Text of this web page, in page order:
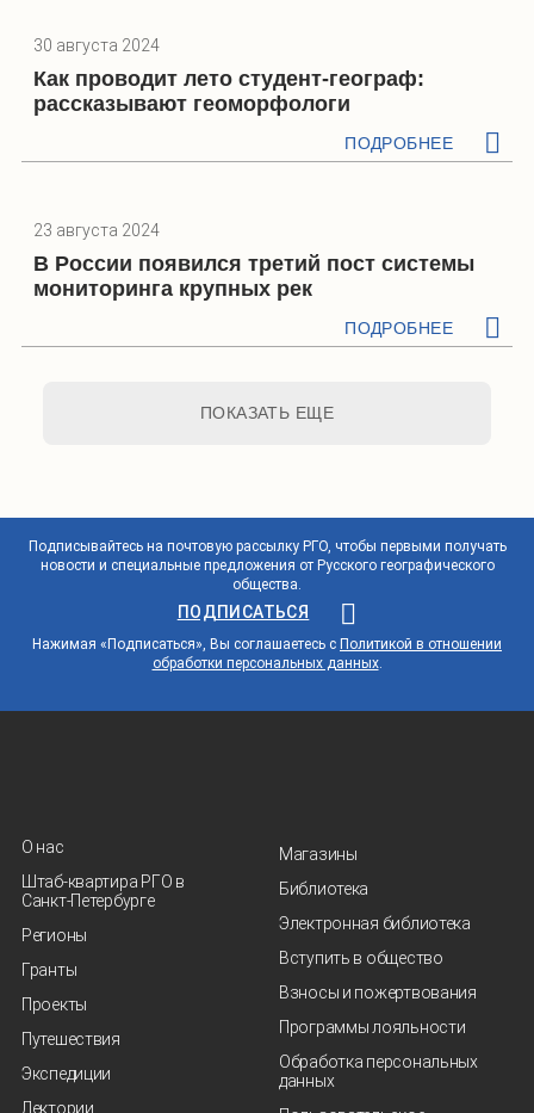
30 августа 2024
Как проводит лето студент-географ:
рассказывают геоморфологи
ПОДРОБНЕЕ
23 августа 2024
В России появился третий пост системы
мониторинга крупных рек
ПОДРОБНЕЕ
ПОКАЗАТЬ ЕЩЕ
Подписывайтесь на почтовую рассылку РГО, чтобы первыми получать
новости и специальные предложения от Русского географического
общества.
ПОДПИСАТЬСЯ
Нажимая «Подписаться», Вы соглашаетесь с Политикой в отношении
обработки персональных данных.
О нас
Штаб-квартира РГО в
Санкт‑Петербурге
Регионы
Гранты
Проекты
Путешествия
Экспедиции
Лектории
Магазины
Библиотека
Электронная библиотека
Вступить в общество
Взносы и пожертвования
Программы лояльности
Обработка персональных
данных